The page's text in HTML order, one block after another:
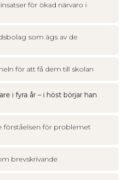
för ökad närvaro i
som ägs av de
för att få dem till skolan
i fyra år – i höst börjar han
förståelsen för problemet
brevskrivande